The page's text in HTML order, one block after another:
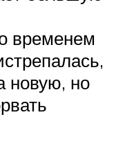
временем
новую, но